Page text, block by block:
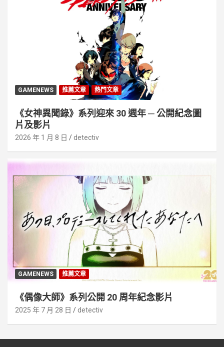
GAMENEWS 推薦文章 熱門文章
《女神異聞錄》系列迎來 30 週年 ─ 公開紀念圖
片及影片
2026 年 1 月 8 日 detectiv
GAMENEWS 推薦文章
《偶像大師》系列公開 20 周年紀念影片
2025 年 7 月 28 日 detectiv